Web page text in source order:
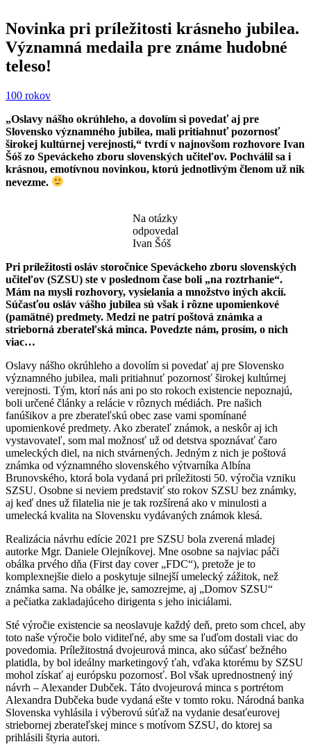
Novinka pri príležitosti krásneho jubilea.
Významná medaila pre známe hudobné
teleso!
100 rokov
„Oslavy nášho okrúhleho, a dovolím si povedať aj pre
Slovensko významného jubilea, mali pritiahnuť pozornosť
širokej kultúrnej verejnosti,“ tvrdí v najnovšom rozhovore Ivan
Šóš zo Speváckeho zboru slovenských učiteľov. Pochválil sa i
krásnou, emotívnou novinkou, ktorú jednotlivým členom už nik
nevezme.
Na otázky
odpovedal
Ivan Šóš
Pri príležitosti osláv storočnice Speváckeho zboru slovenských
učiteľov (SZSU) ste v poslednom čase boli „na roztrhanie“.
Mám na mysli rozhovory, vysielania a množstvo iných akcií.
Súčasťou osláv vášho jubilea sú však i rôzne upomienkové
(pamätné) predmety. Medzi ne patrí poštová známka a
strieborná zberateľská minca. Povedzte nám, prosím, o nich
viac…
Oslavy nášho okrúhleho a dovolím si povedať aj pre Slovensko
významného jubilea, mali pritiahnuť pozornosť širokej kultúrnej
verejnosti. Tým, ktorí nás ani po sto rokoch existencie nepoznajú,
boli určené články a relácie v rôznych médiách. Pre našich
fanúšikov a pre zberateľskú obec zase vami spomínané
upomienkové predmety. Ako zberateľ známok, a neskôr aj ich
vystavovateľ, som mal možnosť už od detstva spoznávať čaro
umeleckých diel, na nich stvárnených. Jedným z nich je poštová
známka od významného slovenského výtvarníka Albína
Brunovského, ktorá bola vydaná pri príležitosti 50. výročia vzniku
SZSU. Osobne si neviem predstaviť sto rokov SZSU bez známky,
aj keď dnes už filatelia nie je tak rozšírená ako v minulosti a
umelecká kvalita na Slovensku vydávaných známok klesá.
Realizácia návrhu edície 2021 pre SZSU bola zverená mladej
autorke Mgr. Daniele Olejníkovej. Mne osobne sa najviac páči
obálka prvého dňa (First day cover „FDC“), pretože je to
komplexnejšie dielo a poskytuje silnejší umelecký zážitok, než
známka sama. Na obálke je, samozrejme, aj „Domov SZSU“
a pečiatka zakladajúceho dirigenta s jeho iniciálami.
Sté výročie existencie sa neoslavuje každý deň, preto som chcel, aby
toto naše výročie bolo viditeľné, aby sme sa ľuďom dostali viac do
povedomia. Príležitostná dvojeurová minca, ako súčasť bežného
platidla, by bol ideálny marketingový ťah, vďaka ktorému by SZSU
mohol získať aj európsku pozornosť. Bol však uprednostnený iný
návrh – Alexander Dubček. Táto dvojeurová minca s portrétom
Alexandra Dubčeka bude vydaná ešte v tomto roku. Národná banka
Slovenska vyhlásila i výberovú súťaž na vydanie desaťeurovej
striebornej zberateľskej mince s motívom SZSU, do ktorej sa
prihlásili štyria autori.